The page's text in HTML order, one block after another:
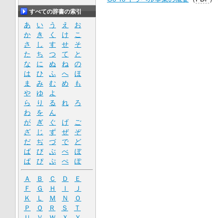
すべての辞書の索引
あ い う え
お
か
き く け
こ
さ
し す せ
そ
た
ち つ て
と
な
に ぬ ね
の
は
ひ ふ へ
ほ
ま
み む め
も
や
ゆ
よ
ら
り る れ
ろ
わ
を
ん
が
ぎ ぐ げ
ご
ざ
じ ず ぜ
ぞ
だ
ぢ づ で
ど
ば
び ぶ べ
ぼ
ぱ
ぴ ぷ ぺ ぽ
Ａ Ｂ Ｃ Ｄ
Ｅ
Ｆ
Ｇ Ｈ Ｉ
Ｊ
Ｋ
Ｌ Ｍ Ｎ
Ｏ
Ｐ
Ｑ Ｒ Ｓ
Ｔ